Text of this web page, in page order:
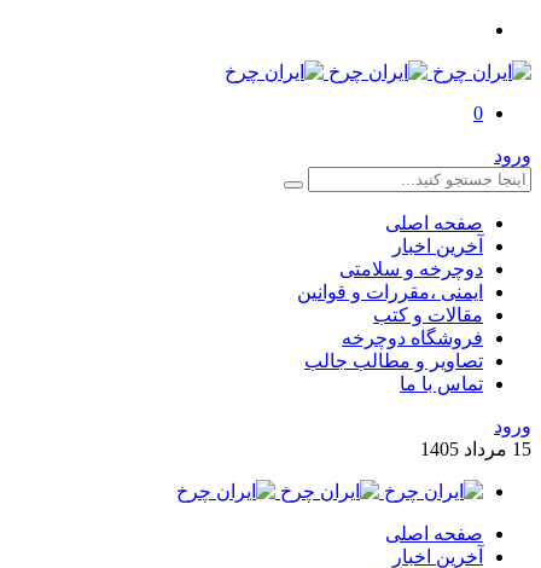
0
ورود
صفحه اصلی
آخرین اخبار
دوچرخه و سلامتی
ایمنی ،مقررات و قوانین
مقالات و کتب
فروشگاه دوچرخه
تصاویر و مطالب جالب
تماس با ما
ورود
15 مرداد 1405
صفحه اصلی
آخرین اخبار